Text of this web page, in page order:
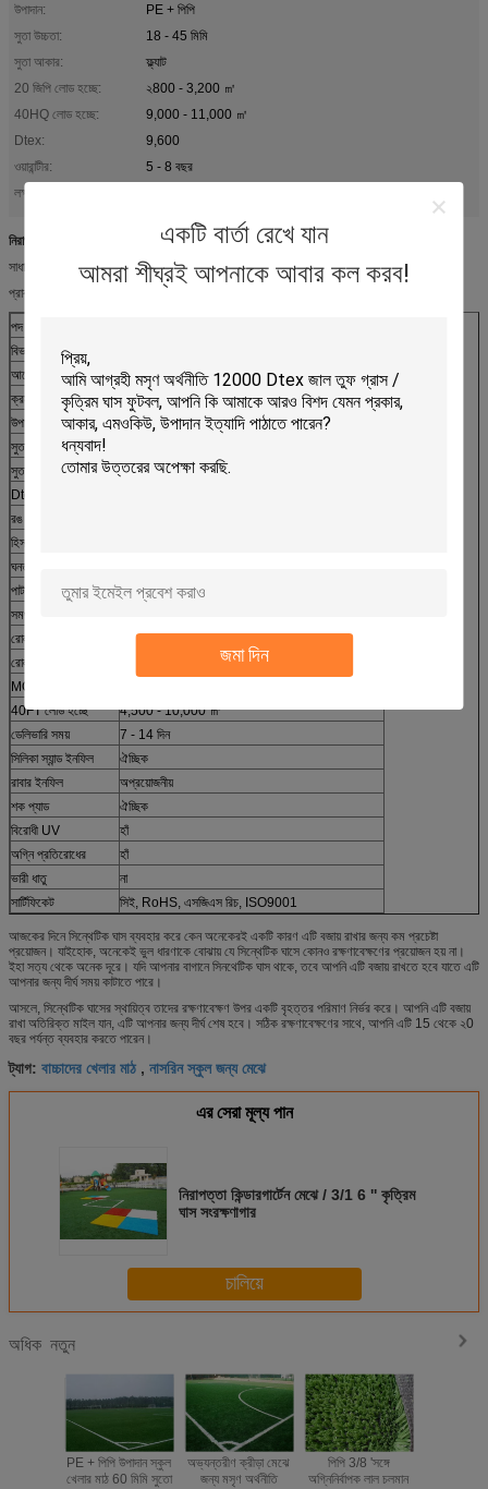
একটি বার্তা রেখে যান
আমরা শীঘ্রই আপনাকে আবার কল করব!
জমা দিন
উপাদান:
PE + পিপি
সুতা উচ্চতা:
18 - 45 মিমি
সুতা আকার:
ফ্ল্যাট
20 জিপি লোড হচ্ছে:
২800 - 3,200 ㎡
40HQ লোড হচ্ছে:
9,000 - 11,000 ㎡
Dtex:
9,600
ওয়ারান্টীর:
5 - 8 বছর
লক্ষণীয় করা:
নিরাপত্তা কিন্ডারগার্টেন মেঝে / 3/1 6 '' কৃত্রিম ঘাস সংরক্ষণাগার
সাধারণ শৈলী তুলনায় অনেক নরম
প্রাকৃতিক রং আরও ঘনিষ্ঠ, এবং ইউরোপীয় এবং আমেরিকান বাজার দ্বারা স্বীকৃত।
পদ
বিভাগ
আবেদন
বাগান, ছাদ, কিন্ডারগার্টেন, সাঁতার পুল, বাণিজ্যিক এলাকা, ইত্যাদি।
ক্রম
LR096
উপাদান
PE + পিপি
সুতা উচ্চতা
সুতা আকার
ফ্ল্যাট
Dtex
রঙ
হিসাব করার নিয়ম
ঘনত্ব
পাটা
5 - 8 বছর
সমর্থন
রোল প্রস্থ
২ মি বা 4 মি
রোল দৈর্ঘ্য
MOQ:
40FT লোড হচ্ছে
4,500 - 10,000 ㎡
ডেলিভারি সময়
7 - 14 দিন
সিলিকা স্যান্ড ইনফিল
ঐচ্ছিক
রাবার ইনফিল
অপ্রয়োজনীয়
শক প্যাড
ঐচ্ছিক
বিরোধী UV
হাঁ
অগ্নি প্রতিরোধের
হাঁ
ভারী ধাতু
না
সার্টিফিকেট
সিই, RoHS, এসজিএস রিচ, ISO9001
আজকের দিনে সিন্থেটিক ঘাস ব্যবহার করে কেন অনেকেরই একটি কারণ এটি বজায় রাখার জন্য কম প্রচেষ্টা
প্রয়োজন। যাইহোক, অনেকেই ভুল ধারণাকে বোঝায় যে সিন্থেটিক ঘাসে কোনও রক্ষণাবেক্ষণের প্রয়োজন হয় না।
ইহা সত্য থেকে অনেক দূরে। যদি আপনার বাগানে সিনথেটিক ঘাস থাকে, তবে আপনি এটি বজায় রাখতে হবে যাতে এটি
আপনার জন্য দীর্ঘ সময় কাটাতে পারে।
আসলে, সিন্থেটিক ঘাসের স্থায়িত্ব তাদের রক্ষণাবেক্ষণ উপর একটি বৃহত্তর পরিমাণ নির্ভর করে। আপনি এটি বজায়
রাখা অতিরিক্ত মাইল যান, এটি আপনার জন্য দীর্ঘ শেষ হবে। সঠিক রক্ষণাবেক্ষণের সাথে, আপনি এটি 15 থেকে ২0
বছর পর্যন্ত ব্যবহার করতে পারেন।
ট্যাগ: বাচ্চাদের খেলার মাঠ , নাসরিন স্কুল জন্য মেঝে
এর সেরা মূল্য পান
নিরাপত্তা কিন্ডারগার্টেন মেঝে / 3/1 6 '' কৃত্রিম
ঘাস সংরক্ষণাগার
চালিয়ে
অধিক নতুন
PE + পিপি উপাদান স্কুল
খেলার মাঠ 60 মিমি সুতো
অভ্যন্তরীণ ক্রীড়া মেঝে
জন্য মসৃণ অর্থনীতি
পিপি 3/8 'সঙ্গে
অগ্নিনির্বাপক লাল চলমান